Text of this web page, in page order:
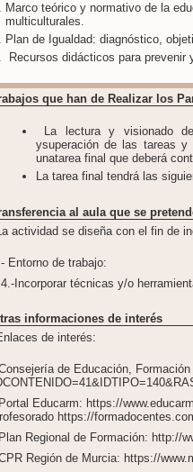
Marco teórico y normativo de la
multiculturales.
Plan de Igualdad: diagnóstico,
Recursos didácticos para prevenir
que han de Realizar los
La lectura y visionado
ysuperación de las tareas y
unatarea final que deberá
La tarea final tendrá las
al aula que se
actividad se diseña con el fin de
Entorno de trabajo:
Incorporar técnicas y/o
informaciones de interés
de interés:
de Educación,
Educarm: https://
https://
Regional de Formación: http://
Región de Murcia: https://